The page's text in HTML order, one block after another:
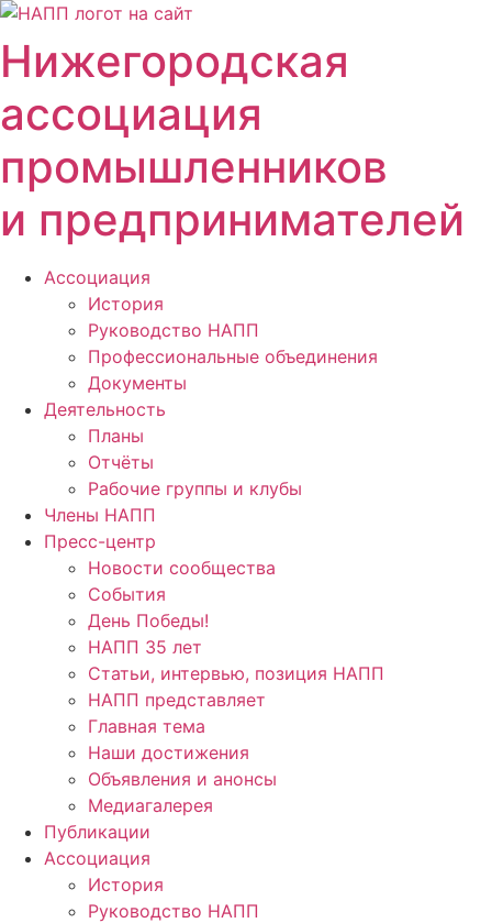
Перейти
содержимому
Нижегородская
ассоциация
промышленников
и предпринимателей
Ассоциация
История
Руководство НАПП
Профессиональные объединения
Документы
Деятельность
Планы
Отчёты
Рабочие группы и клубы
Члены НАПП
Пресс-центр
Новости сообщества
События
День Победы!
НАПП 35 лет
Статьи, интервью, позиция НАПП
НАПП представляет
Главная тема
Наши достижения
Объявления и анонсы
Медиагалерея
Публикации
Ассоциация
История
Руководство НАПП